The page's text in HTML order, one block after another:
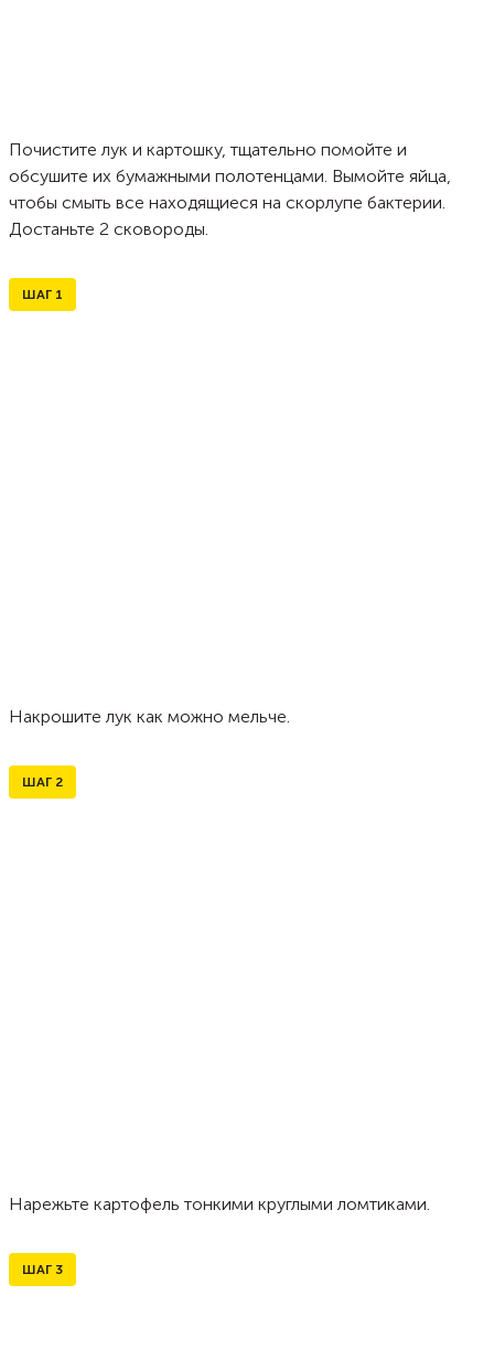
Почистите лук и картошку, тщательно помойте и
обсушите их бумажными полотенцами. Вымойте яйца,
чтобы смыть все находящиеся на скорлупе бактерии.
Достаньте 2 сковороды.
ШАГ 1
Накрошите лук как можно мельче.
ШАГ 2
Нарежьте картофель тонкими круглыми ломтиками.
ШАГ 3